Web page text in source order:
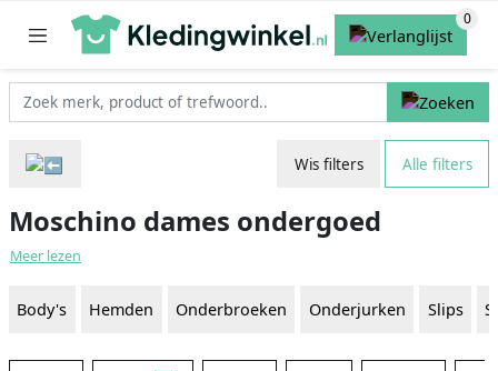
Wis filters Alle filters
Moschino dames ondergoed
Meer lezen
Body's Hemden Onderbroeken Onderjurken Slips